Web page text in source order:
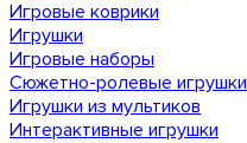
Игровые коврики
Игрушки
Игровые наборы
Сюжетно-ролевые игрушки
Игрушки из мультиков
Интерактивные игрушки